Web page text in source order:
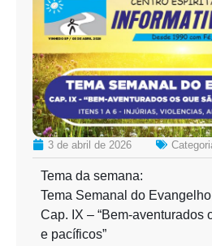
3 de abril de 2026
Tema da semana:
Tema Semanal do
Cap. IX – “Bem-aventurados
e pacíficos”